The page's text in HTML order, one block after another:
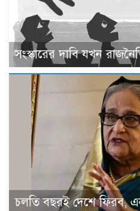
সংস্কারের দাবি যখন
চলতি বছরই দেশে ফিরব,